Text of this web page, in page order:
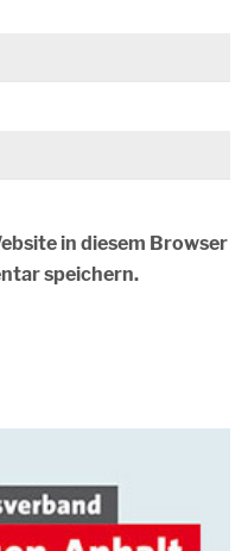
in diesem Browser
speichern.